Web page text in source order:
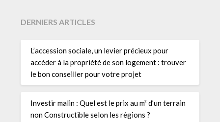
DERNIERS ARTICLES
L’accession sociale, un levier précieux pour
accéder à la propriété de son logement : trouver
le bon conseiller pour votre projet
Investir malin : Quel est le prix au m² d’un terrain
non Constructible selon les régions ?